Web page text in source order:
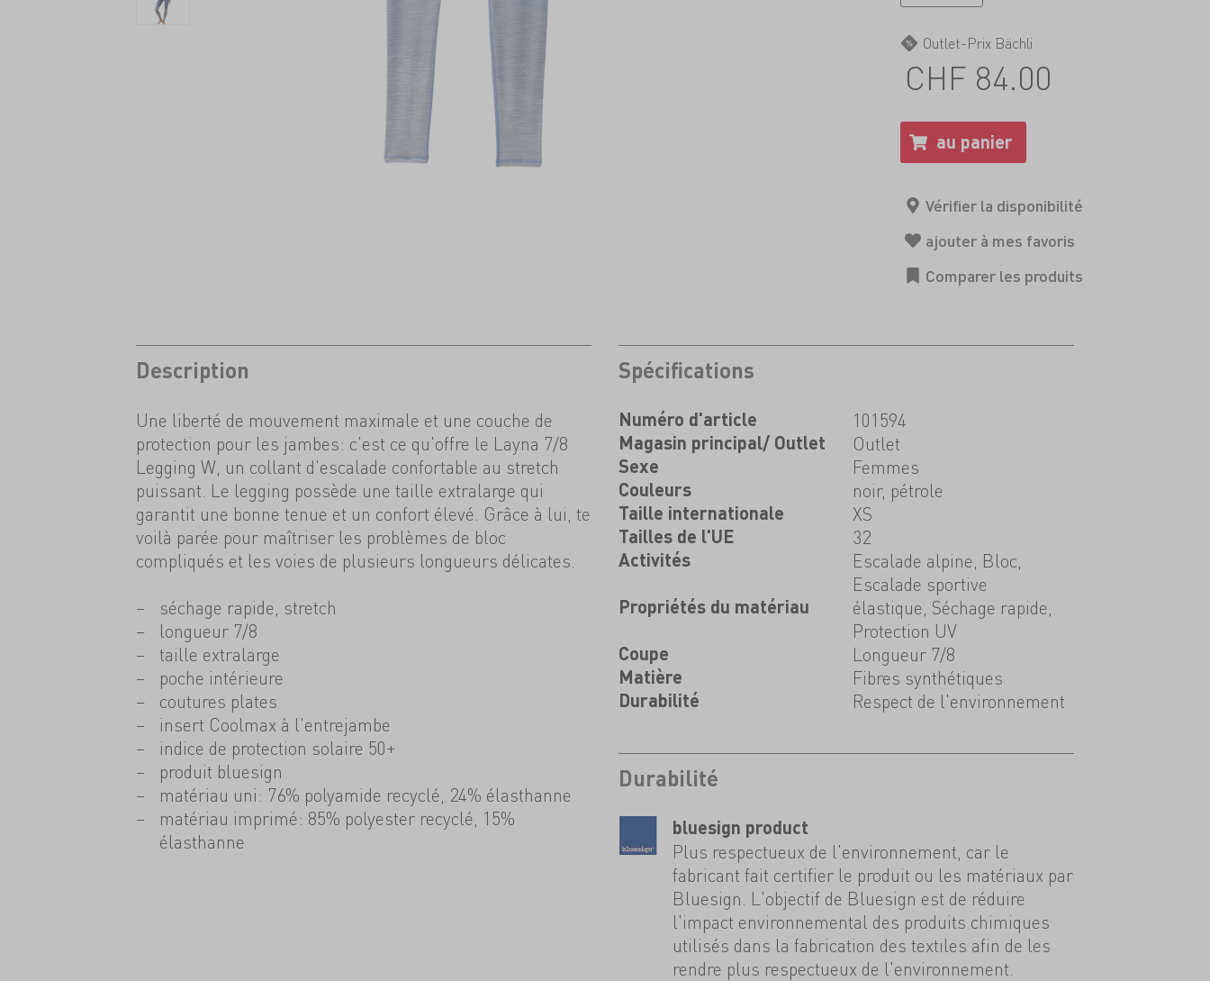
Outlet-Prix Bächli
CHF 84.00
Description
Une liberté de mouvement maximale et une couche de
protection pour les jambes: c'est ce qu'offre le Layna 7/8
Legging W, un collant d'escalade confortable au stretch
puissant. Le legging possède une taille extralarge qui
garantit une bonne tenue et un confort élevé. Grâce à lui, te
voilà parée pour maîtriser les problèmes de bloc
compliqués et les voies de plusieurs longueurs délicates.
séchage rapide, stretch
longueur 7/8
taille extralarge
poche intérieure
coutures plates
insert Coolmax à l'entrejambe
indice de protection solaire 50+
produit bluesign
matériau uni: 76% polyamide recyclé, 24% élasthanne
matériau imprimé: 85% polyester recyclé, 15%
élasthanne
Spécifications
Numéro d'article 101594
Magasin principal/ Outlet Outlet
Sexe Femmes
Couleurs noir, pétrole
Taille internationale XS
Tailles de l'UE 32
Activités
Escalade alpine, Bloc,
Escalade sportive
Propriétés du matériau
élastique, Séchage rapide,
Protection UV
Coupe Longueur 7/8
Matière Fibres synthétiques
Durabilité Respect de l'environnement
Durabilité
bluesign product
Plus respectueux de l'environnement, car le
fabricant fait certifier le produit ou les matériaux par
Bluesign. L'objectif de Bluesign est de réduire
l'impact environnemental des produits chimiques
utilisés dans la fabrication des textiles afin de les
rendre plus respectueux de l'environnement.